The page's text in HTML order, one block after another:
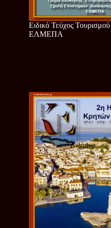
Ειδικό Τεύχος
ΕΛΜΕΠΑ